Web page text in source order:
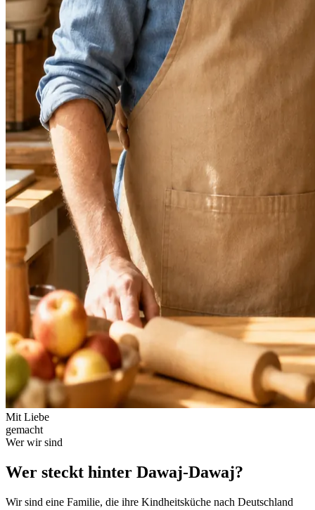
Mit Liebe
gemacht
Wer wir sind
Wer steckt hinter Dawaj-Dawaj?
Wir sind eine Familie, die ihre Kindheitsküche nach Deutschland